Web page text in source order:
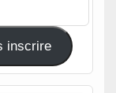
inscrire